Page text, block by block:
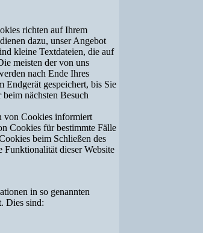
richten auf Ihrem
dazu, unser Angebot
kleine Textdateien, die auf
meisten der von uns
nach Ende Ihres
Endgerät gespeichert, bis Sie
nächsten Besuch
von Cookies informiert
Cookies für bestimmte Fälle
beim Schließen des
dieser Website
in so genannten
Dies sind: